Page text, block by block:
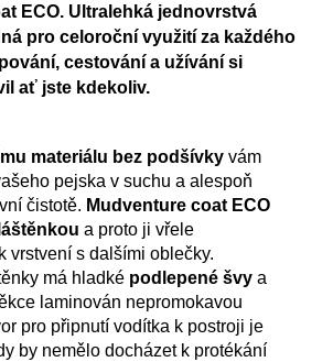
ECO. Ultralehká jednovrstvá
pro celoroční využití za každého
cestování a užívání si
ať jste kdekoliv.
materiálu bez podšívky vám
pejska v suchu a alespoň
čistotě. Mudventure coat ECO
a proto ji vřele
vrstvení s dalšími oblečky.
má hladké podlepené švy a
laminován nepromokavou
pro připnutí vodítka k postroji je
by nemělo docházet k protékání